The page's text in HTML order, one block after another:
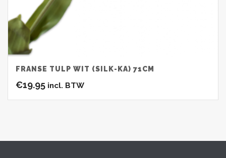
FRANSE TULP WIT (SILK-KA) 71CM
€19.95 incl. BTW